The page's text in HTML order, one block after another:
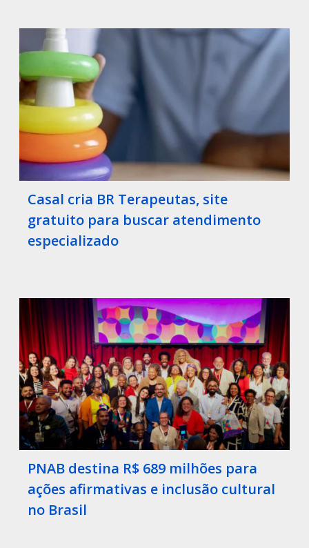
Casal cria BR Terapeutas, site
gratuito para buscar atendimento
especializado
PNAB destina R$ 689 milhões para
ações afirmativas e inclusão cultural
no Brasil